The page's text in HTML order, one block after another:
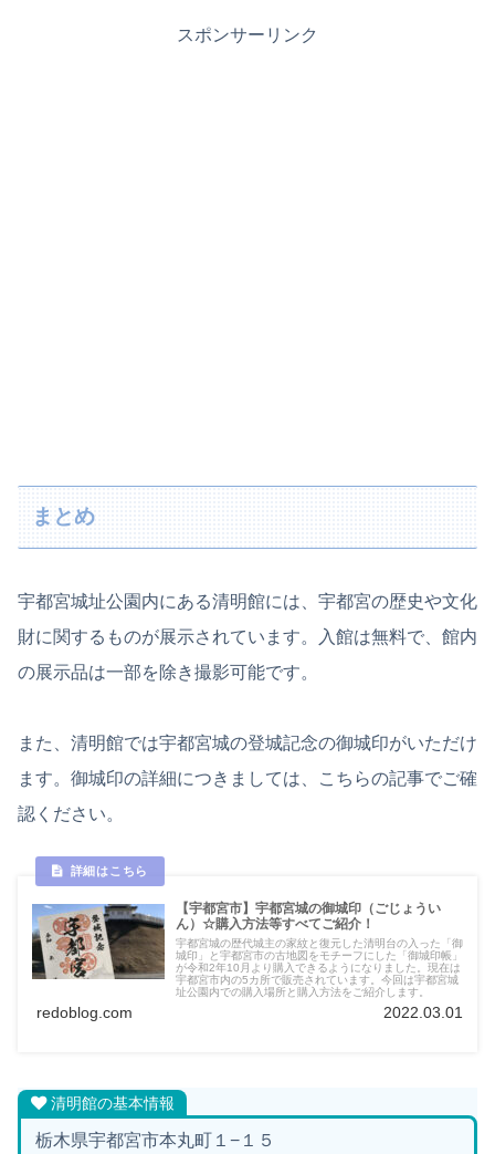
スポンサーリンク
まとめ
宇都宮城址公園内にある清明館には、宇都宮の歴史や文化
財に関するものが展示されています。入館は無料で、館内
の展示品は一部を除き撮影可能です。
また、清明館では宇都宮城の登城記念の御城印がいただけ
ます。御城印の詳細につきましては、こちらの記事でご確
認ください。
【宇都宮市】宇都宮城の御城印（ごじょうい
ん）☆購入方法等すべてご紹介！
宇都宮城の歴代城主の家紋と復元した清明台の入った「御
城印」と宇都宮市の古地図をモチーフにした「御城印帳」
が令和2年10月より購入できるようになりました。現在は
宇都宮市内の5カ所で販売されています。今回は宇都宮城
址公園内での購入場所と購入方法をご紹介します。
redoblog.com 2022.03.01
清明館の基本情報
栃木県宇都宮市本丸町１−１５